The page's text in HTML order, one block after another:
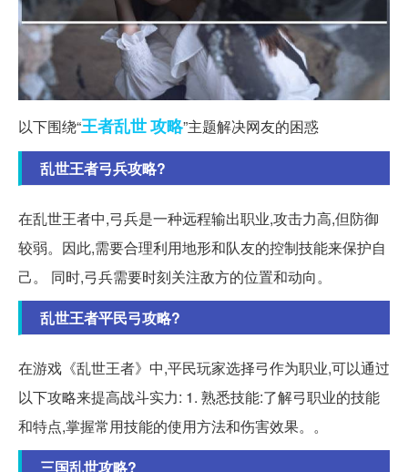
以下围绕“王者乱世攻略”主题解决网友的困惑
乱世王者弓兵攻略?
在乱世王者中,弓兵是一种远程输出职业,攻击力高,但防御
较弱。因此,需要合理利用地形和队友的控制技能来保护自
己。 同时,弓兵需要时刻关注敌方的位置和动向。
乱世王者平民弓攻略?
在游戏《乱世王者》中,平民玩家选择弓作为职业,可以通过
以下攻略来提高战斗实力: 1. 熟悉技能:了解弓职业的技能
和特点,掌握常用技能的使用方法和伤害效果。。
三国乱世攻略?